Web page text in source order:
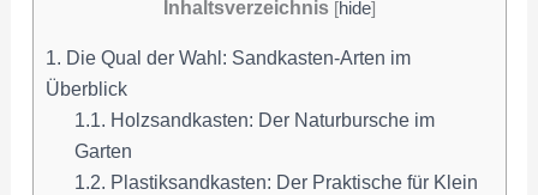
Inhaltsverzeichnis [hide]
1. Die Qual der Wahl: Sandkasten-Arten im
Überblick
1.1. Holzsandkasten: Der Naturbursche im
Garten
1.2. Plastiksandkasten: Der Praktische für Klein